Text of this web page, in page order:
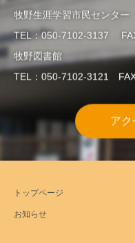
牧野生涯学習市民センター
TEL：050-7102-3137
牧野図書館
TEL：050-7102-3121
アク
トップページ
お知らせ